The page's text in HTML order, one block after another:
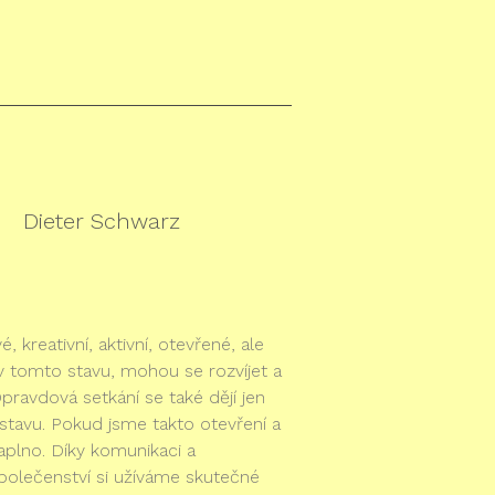
Dieter Schwarz
kreativní, aktivní, otevřené, ale
tomto stavu, mohou se rozvíjet a
setkání se také dějí jen
Pokud jsme takto otevření a
Díky komunikaci a
si užíváme skutečné